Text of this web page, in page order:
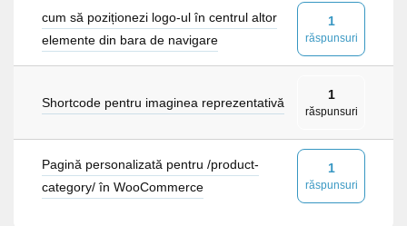
cum să poziționezi logo-ul în centrul altor
elemente din bara de navigare
1
răspunsuri
Shortcode pentru imaginea reprezentativă
1
răspunsuri
Pagină personalizată pentru /product-
category/ în WooCommerce
1
răspunsuri